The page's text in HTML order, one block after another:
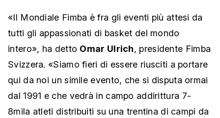
«Il Mondiale Fimba è fra gli eventi più attesi da
tutti gli appassionati di basket del mondo
intero», ha detto Omar Ulrich, presidente Fimba
Svizzera. «Siamo fieri di essere riusciti a portare
qui da noi un simile evento, che si disputa ormai
dal 1991 e che vedrà in campo addirittura 7-
8mila atleti distribuiti su una trentina di campi da